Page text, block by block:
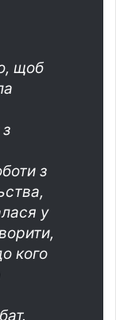
щоб
з
у
кого